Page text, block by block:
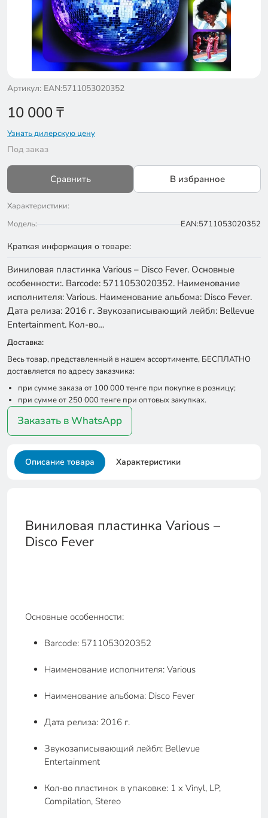
Артикул: EAN:5711053020352
10 000₸
Узнать дилерскую цену
Под заказ
Сравнить В избранное
Характеристики:
Модель:
EAN:5711053020352
Краткая информация о товаре:
Виниловая пластинка Various – Disco Fever. Основные
особенности:. Barcode: 5711053020352. Наименование
исполнителя: Various. Наименование альбома: Disco Fever.
Дата релиза: 2016 г. Звукозаписывающий лейбл: Bellevue
Entertainment. Кол-во…
Доставка:
Весь товар, представленный в нашем ассортименте, БЕСПЛАТНО
доставляется по адресу заказчика:
при сумме заказа от 100 000 тенге при покупке в розницу;
при сумме от 250 000 тенге при оптовых закупках.
Заказать в WhatsApp
Описание товара Характеристики
Виниловая пластинка Various –
Disco Fever
Основные особенности:
Barcode: 5711053020352
Наименование исполнителя: Various
Наименование альбома: Disco Fever
Дата релиза: 2016 г.
Звукозаписывающий лейбл: Bellevue
Entertainment
Кол-во пластинок в упаковке: 1 x Vinyl, LP,
Compilation, Stereo